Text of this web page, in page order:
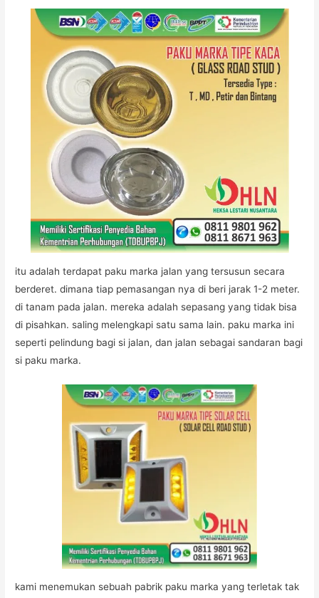
itu adalah terdapat paku marka jalan yang tersusun secara
berderet. dimana tiap pemasangan nya di beri jarak 1-2 meter.
di tanam pada jalan. mereka adalah sepasang yang tidak bisa
di pisahkan. saling melengkapi satu sama lain. paku marka ini
seperti pelindung bagi si jalan, dan jalan sebagai sandaran bagi
si paku marka.
kami menemukan sebuah pabrik paku marka yang terletak tak